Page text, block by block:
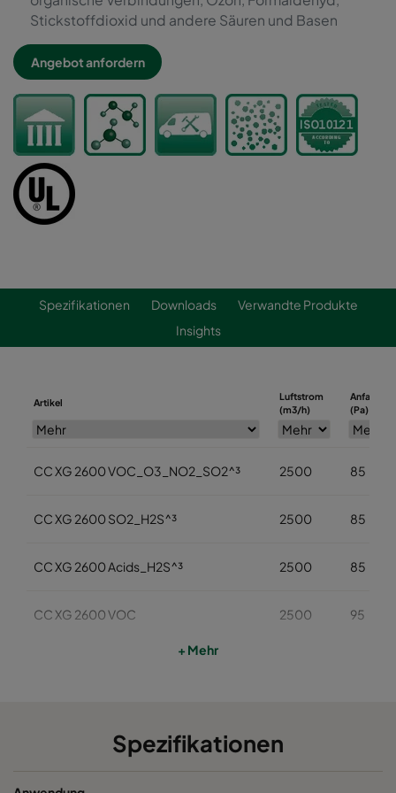
Stickstoffdioxid und andere Säuren und Basen
Angebot anfordern
Spezifikationen Downloads
Verwandte Produkte
Insights
Artikel
Luftstrom
(m3/h)
(Pa)
CC XG 2600 VOC_O3_NO2_SO2^³ 2500 85
CC XG 2600 SO2_H2S^³ 2500 85
CC XG 2600 Acids_H2S^³ 2500 85
CC XG 2600 VOC 2500 95
CC XG 2600 VOC_O3_Acid_H2S^³ 2500
+ Mehr
Spezifikationen